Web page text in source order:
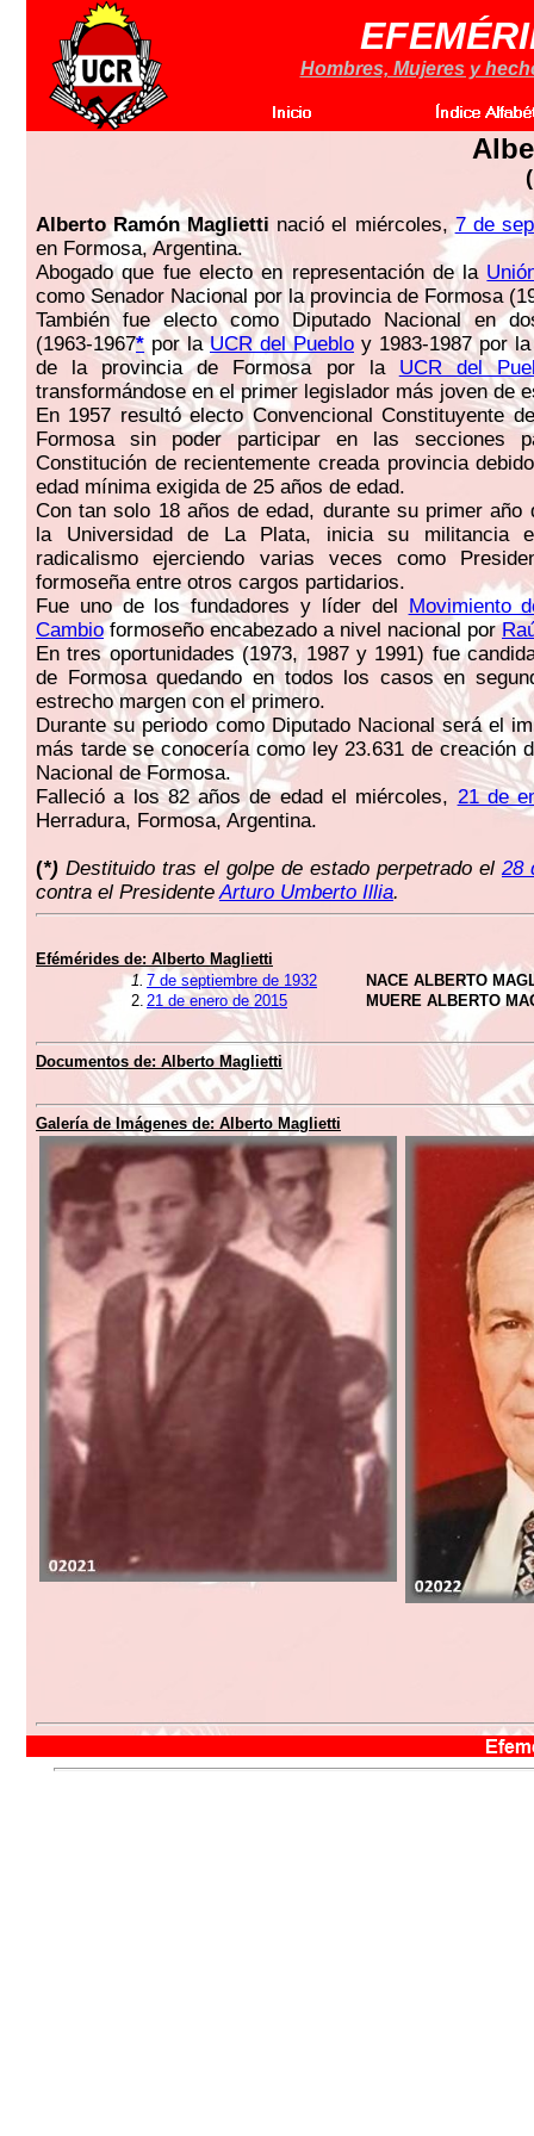
Hombres, Mujeres y
Alberto Ramón Maglietti nació el miércoles,7 de
en Formosa, Argentina.
Abogado que fue electo en representación de la
como Senador Nacional por la provincia de Formosa
También fue electo como Diputado Nacional en
(1963-1967* por laUCR del Pueblo y 1983-1987 por
de la provincia de Formosa por la UCR del
transformándose en el primer legislador más joven de
En 1957 resultó electo Convencional Constituyente
Formosa sin poder participar en las secciones
Constitución de recientemente creada provincia
edad mínima exigida de 25 años de edad.
Con tan solo 18 años de edad, durante su primer año
la Universidad de La Plata, inicia su militancia
radicalismo ejerciendo varias veces como
formoseña entre otros cargos partidarios.
Fue uno de los fundadores y líder del Movimiento
Cambioformoseño encabezado a nivel nacional por
En tres oportunidades (1973, 1987 y 1991) fue
de Formosa quedando en todos los casos en
estrecho margen con el primero.
Durante su periodo como Diputado Nacional será el
más tarde se conocería como ley 23.631 de creación
Nacional de Formosa.
Falleció a los 82 años de edad el miércoles, 21 de
Herradura, Formosa, Argentina.
(*) Destituido tras el golpe de estado perpetrado el 28
contra el PresidenteArturo Umberto Illia.
Efémérides de: Alberto Maglietti
1. 7 de septiembre de 1932
NACE ALBERTO
2. 21 de enero de 2015 MUERE ALBERTO
Documentos de: Alberto Maglietti
Galería de Imágenes de: Alberto Maglietti